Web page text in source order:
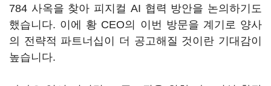
784 사옥을 찾아 피지컬 AI 협력 방안을 논의하기도
했습니다. 이에 황 CEO의 이번 방문을 계기로 양사
의 전략적 파트너십이 더 공고해질 것이란 기대감이
높습니다.